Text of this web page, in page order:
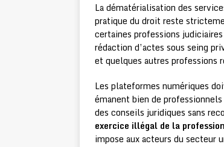
La dématérialisation des
pratique du droit reste
certaines professions
rédaction d’actes sous seing
et quelques autres professions
Les plateformes numériques
émanent bien de
des conseils juridiques sans
exercice illégal de la
impose aux acteurs du secteur